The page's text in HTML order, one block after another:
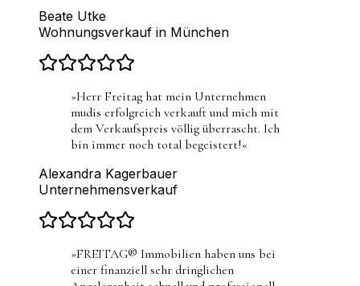
Beate Utke
Wohnungsverkauf in München
»Herr Freitag hat mein Unternehmen
mudis erfolgreich verkauft und mich mit
dem Verkaufspreis völlig überrascht. Ich
bin immer noch total begeistert!«
Alexandra Kagerbauer
Unternehmensverkauf
»FREITAG® Immobilien haben uns bei
einer finanziell sehr dringlichen